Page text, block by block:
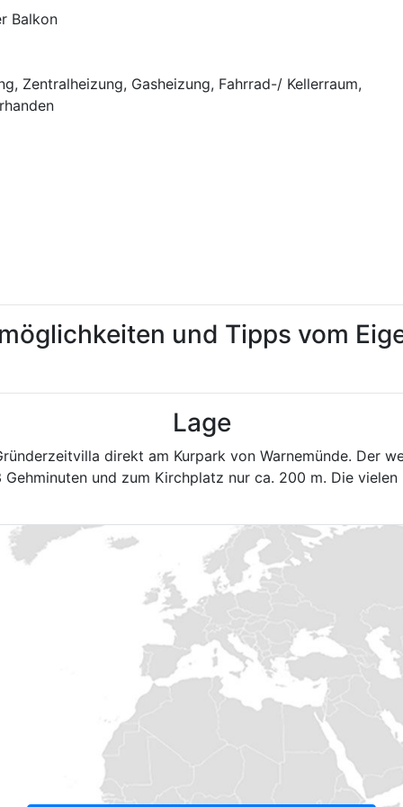
Balkon
Zentralheizung, Gasheizung, Fahrrad-/ Kellerraum,
und Tipps vom
Lage
direkt am Kurpark von Warnemünde. Der
und zum Kirchplatz nur ca. 200 m. Die vielen